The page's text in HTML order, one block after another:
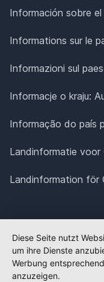
Información sobre el
Informations sur le
Informazioni sul
Informacje o kraju:
Informação do país
Landinformatie voor
Landinformation för
Diese Seite nutzt
um ihre Dienste
Werbung
anzuzeigen.